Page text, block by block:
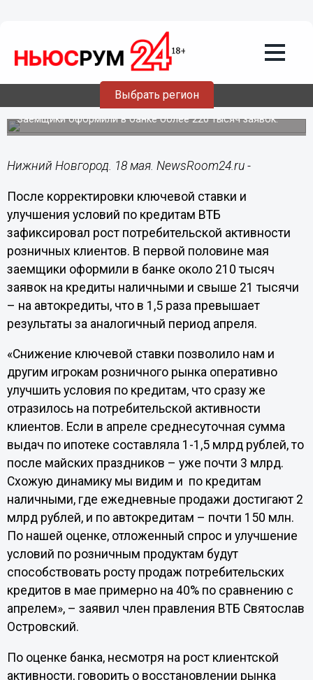
Выбрать регион
18.05.202217:12
ВТБ: в мае спрос клиентов на
розничные кредиты вырос в 1,5 раза
Заемщики оформили в банке более 220 тысяч заявок.
Нижний Новгород. 18 мая. NewsRoom24.ru -
После корректировки ключевой ставки и
улучшения условий по кредитам ВТБ
зафиксировал рост потребительской активности
розничных клиентов. В первой половине мая
заемщики оформили в банке около 210 тысяч
заявок на кредиты наличными и свыше 21 тысячи
– на автокредиты, что в 1,5 раза превышает
результаты за аналогичный период апреля.
«Снижение ключевой ставки позволило нам и
другим игрокам розничного рынка оперативно
улучшить условия по кредитам, что сразу же
отразилось на потребительской активности
клиентов. Если в апреле среднесуточная сумма
выдач по ипотеке составляла 1-1,5 млрд рублей, то
после майских праздников – уже почти 3 млрд.
Схожую динамику мы видим и по кредитам
наличными, где ежедневные продажи достигают 2
млрд рублей, и по автокредитам – почти 150 млн.
По нашей оценке, отложенный спрос и улучшение
условий по розничным продуктам будут
способствовать росту продаж потребительских
кредитов в мае примерно на 40% по сравнению с
апрелем», – заявил член правления ВТБ Святослав
Островский.
По оценке банка, несмотря на рост клиентской
активности, говорить о восстановлении рынка